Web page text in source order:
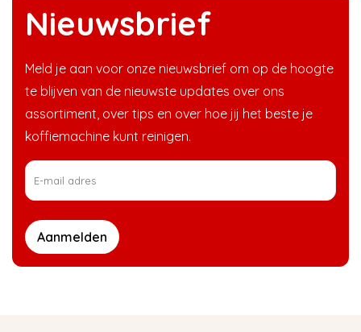
Nieuwsbrief
Meld je aan voor onze nieuwsbrief om op de hoogte
te blijven van de nieuwste updates over ons
assortiment, over tips en over hoe jij het beste je
koffiemachine kunt reinigen.
Aanmelden